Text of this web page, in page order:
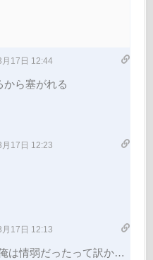
月17日 12:44
から塞がれる
17日 12:23
17日 12:13
は情弱だったって訳か…